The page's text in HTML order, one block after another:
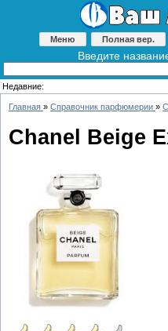
Меню Полная вер.
Введите
Недавние:
Главная » Справочник парфюмерии »
Chanel Beige